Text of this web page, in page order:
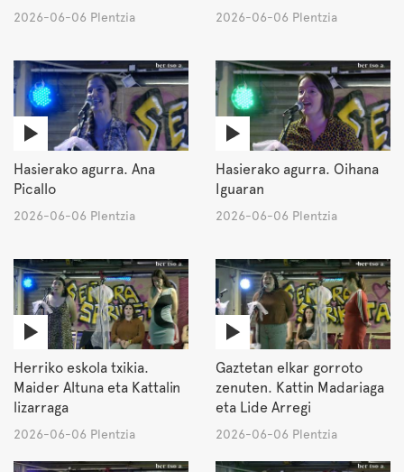
2026-06-06 Plentzia 2026-06-06 Plentzia
Hasierako agurra. Ana
Picallo
2026-06-06 Plentzia
Hasierako agurra. Oihana
Iguaran
2026-06-06 Plentzia
Herriko eskola txikia.
Maider Altuna eta Kattalin
lizarraga
2026-06-06 Plentzia
Gaztetan elkar gorroto
zenuten. Kattin Madariaga
eta Lide Arregi
2026-06-06 Plentzia